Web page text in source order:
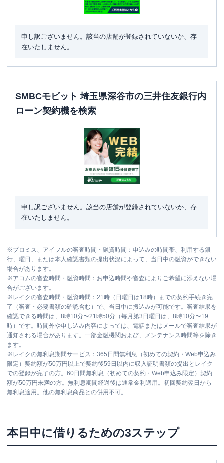
申し訳ございません。該当の店舗が登録されていないか、存
在いたしません。
SMBCモビット 埼玉県深谷市の三井住友銀行内
ローン契約機を検索
申し訳ございません。該当の店舗が登録されていないか、存
在いたしません。
※プロミス、アイフルの審査時間・融資時間：申込みの時間帯、利用する銀
行、曜日、または本人確認書類の提出状況によって、当日中の融資ができない
場合があります。
※アコムの審査時間・融資時間：お申込時間や審査によりご希望に添えない場
合がございます。
※ レイクの審査時間・融資時間：21時（日曜日は18時）までの契約手続き完
了（審査・必要書類の確認含む）で、当日中に振込みが可能です。審査結果を
確認できる時間は、8時10分〜21時50分（毎月第3日曜日は、8時10分〜19
時）です。時間外や申し込み内容によっては、電話またはメールで審査結果が
通知される場合があります。一部金融機関および、メンテナンス時間等を除き
ます。
※ レイクの無利息期間サービス：365日間無利息（初めての契約・Web申込み
限定）契約額が50万円以上で契約後59日以内に収入証明書類の提出とレイク
での登録が完了の方。60日間無利息（初めての契約・Web申込み限定）契約
額が50万円未満の方。無利息期間経過後は通常金利適用。初回契約翌日から
無利息適用。他の無利息商品との併用不可。
本日中に借りるための3ステップ